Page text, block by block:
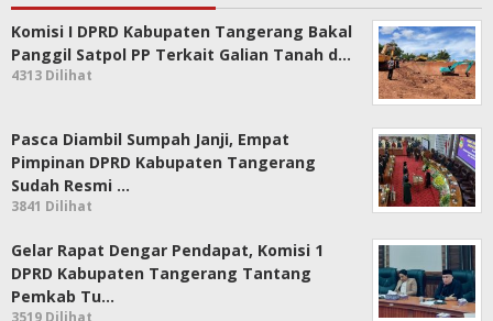
Komisi I DPRD Kabupaten Tangerang Bakal
Panggil Satpol PP Terkait Galian Tanah d…
4313 Dilihat
Pasca Diambil Sumpah Janji, Empat
Pimpinan DPRD Kabupaten Tangerang
Sudah Resmi …
3841 Dilihat
Gelar Rapat Dengar Pendapat, Komisi 1
DPRD Kabupaten Tangerang Tantang
Pemkab Tu…